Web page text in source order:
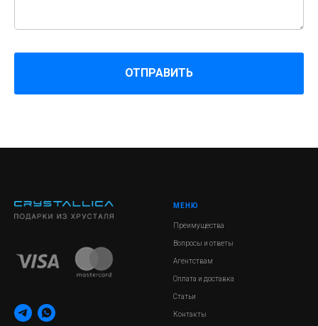
ОТПРАВИТЬ
МЕНЮ
Преимущества
Вопросы и ответы
Агентствам
Оплата и доставка
Статьи
Контакты